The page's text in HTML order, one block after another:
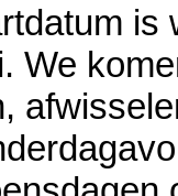
is
We